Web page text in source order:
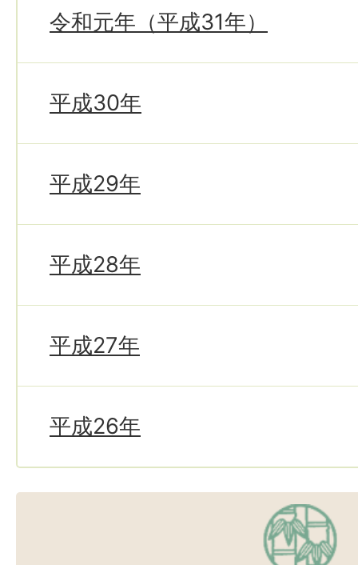
令和元年（平成31年）
平成30年
平成29年
平成28年
平成27年
平成26年